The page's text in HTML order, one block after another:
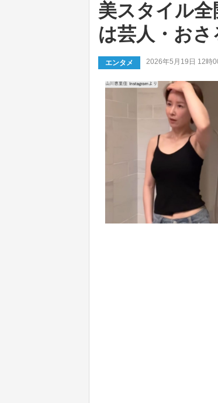
美スタイル
は芸人・お
エンタメ 2026年5月19日 12時